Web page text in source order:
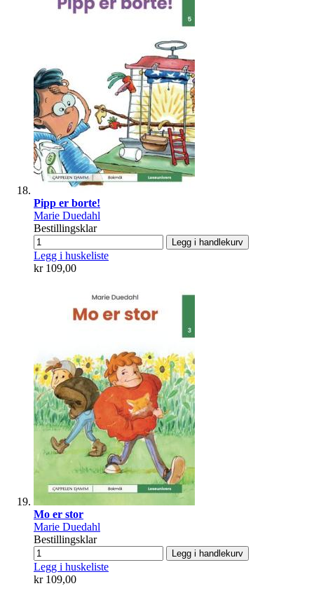
Pipp er borte!
Marie Duedahl
Bestillingsklar
Legg i handlekurv
Legg i huskeliste
kr 109,00
Mo er stor
Marie Duedahl
Bestillingsklar
Legg i handlekurv
Legg i huskeliste
kr 109,00